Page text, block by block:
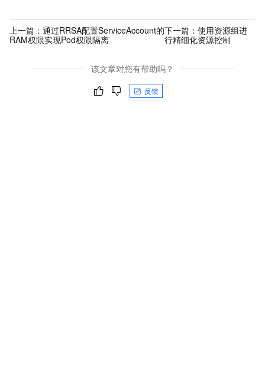
上一篇： 通过RRSA配置ServiceAccount的
RAM权限实现Pod权限隔离
下一篇：使用资源组进
行精细化资源控制
该文章对您有帮助吗？
反馈